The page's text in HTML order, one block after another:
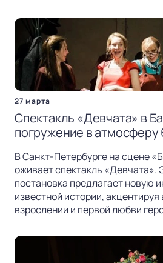
27 марта
Спектакль «Девчата» в
погружение в атмосферу
В Санкт-Петербурге на сцене
оживает спектакль «Девчата».
постановка предлагает новую
известной истории,
взрослении и первой любви